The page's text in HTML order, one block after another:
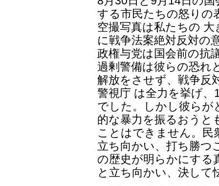
する市民たちの怒りの
空撮写真は私たちの
に戦争法案絶対反対の
政権与党は国会前の抗
過剰警備は彼らの恐れ
解放をさせず、戦争反
警視庁 は全力を挙げ
でした。しかし彼らが
的な暴力を振るおうと
ことはできません。民
立ち向かい、打ち勝つ
の歴史が明らかにする
と立ち向かい、決し